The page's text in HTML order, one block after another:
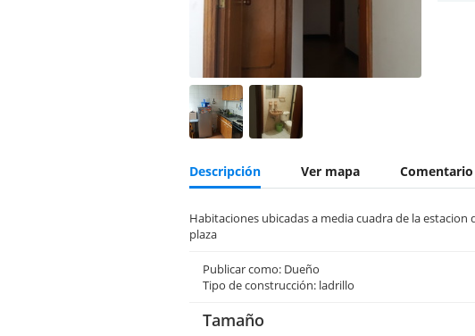
Descripción Ver mapa Comentario
Habitaciones ubicadas a media cuadra de la
plaza
Publicar como: Dueño
Tipo de construcción: ladrillo
Tamaño